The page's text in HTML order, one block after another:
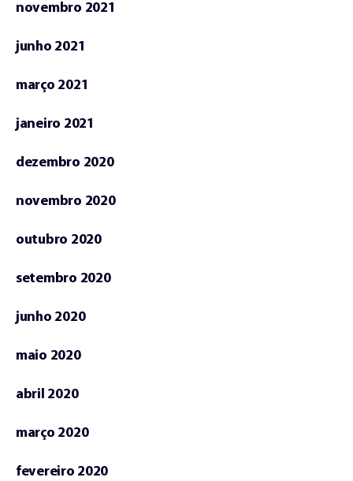
novembro 2021
junho 2021
março 2021
janeiro 2021
dezembro 2020
novembro 2020
outubro 2020
setembro 2020
junho 2020
maio 2020
abril 2020
março 2020
fevereiro 2020